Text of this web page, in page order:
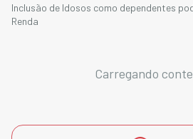
Inclusão de Idosos como dependentes
Renda
Carregando